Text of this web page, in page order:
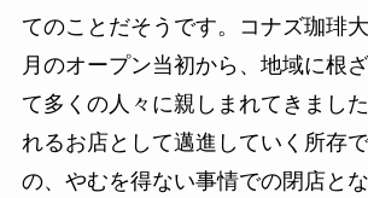
てのことだそうです。コナズ珈琲
月のオープン当初から、地域に根
て多くの人々に親しまれてきまし
れるお店として邁進していく所存
の、やむを得ない事情での閉店と